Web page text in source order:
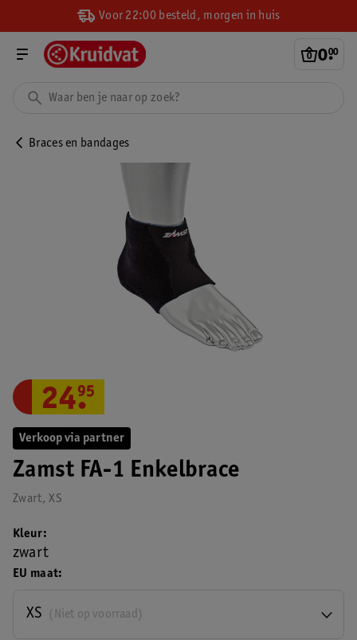
Voor 22:00 besteld, morgen in huis
0.
00
Braces en bandages
Verkoop via partner
Zamst FA-1 Enkelbrace
Zwart, XS
24.
95
EU maat
(Niet op voorraad)
XS
Kleur
zwart